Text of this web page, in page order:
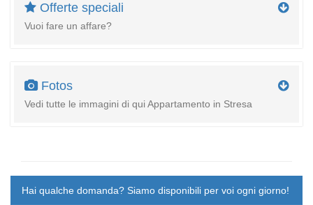
Offerte speciali
Vuoi fare un affare?
Fotos
Vedi tutte le immagini di qui Appartamento in Stresa
Hai qualche domanda? Siamo disponibili per voi ogni giorno!